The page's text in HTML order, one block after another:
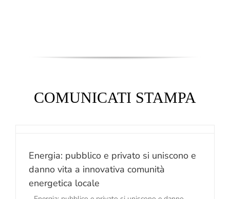
COMUNICATI STAMPA
Energia: pubblico e privato si uniscono e
danno vita a innovativa comunità
energetica locale